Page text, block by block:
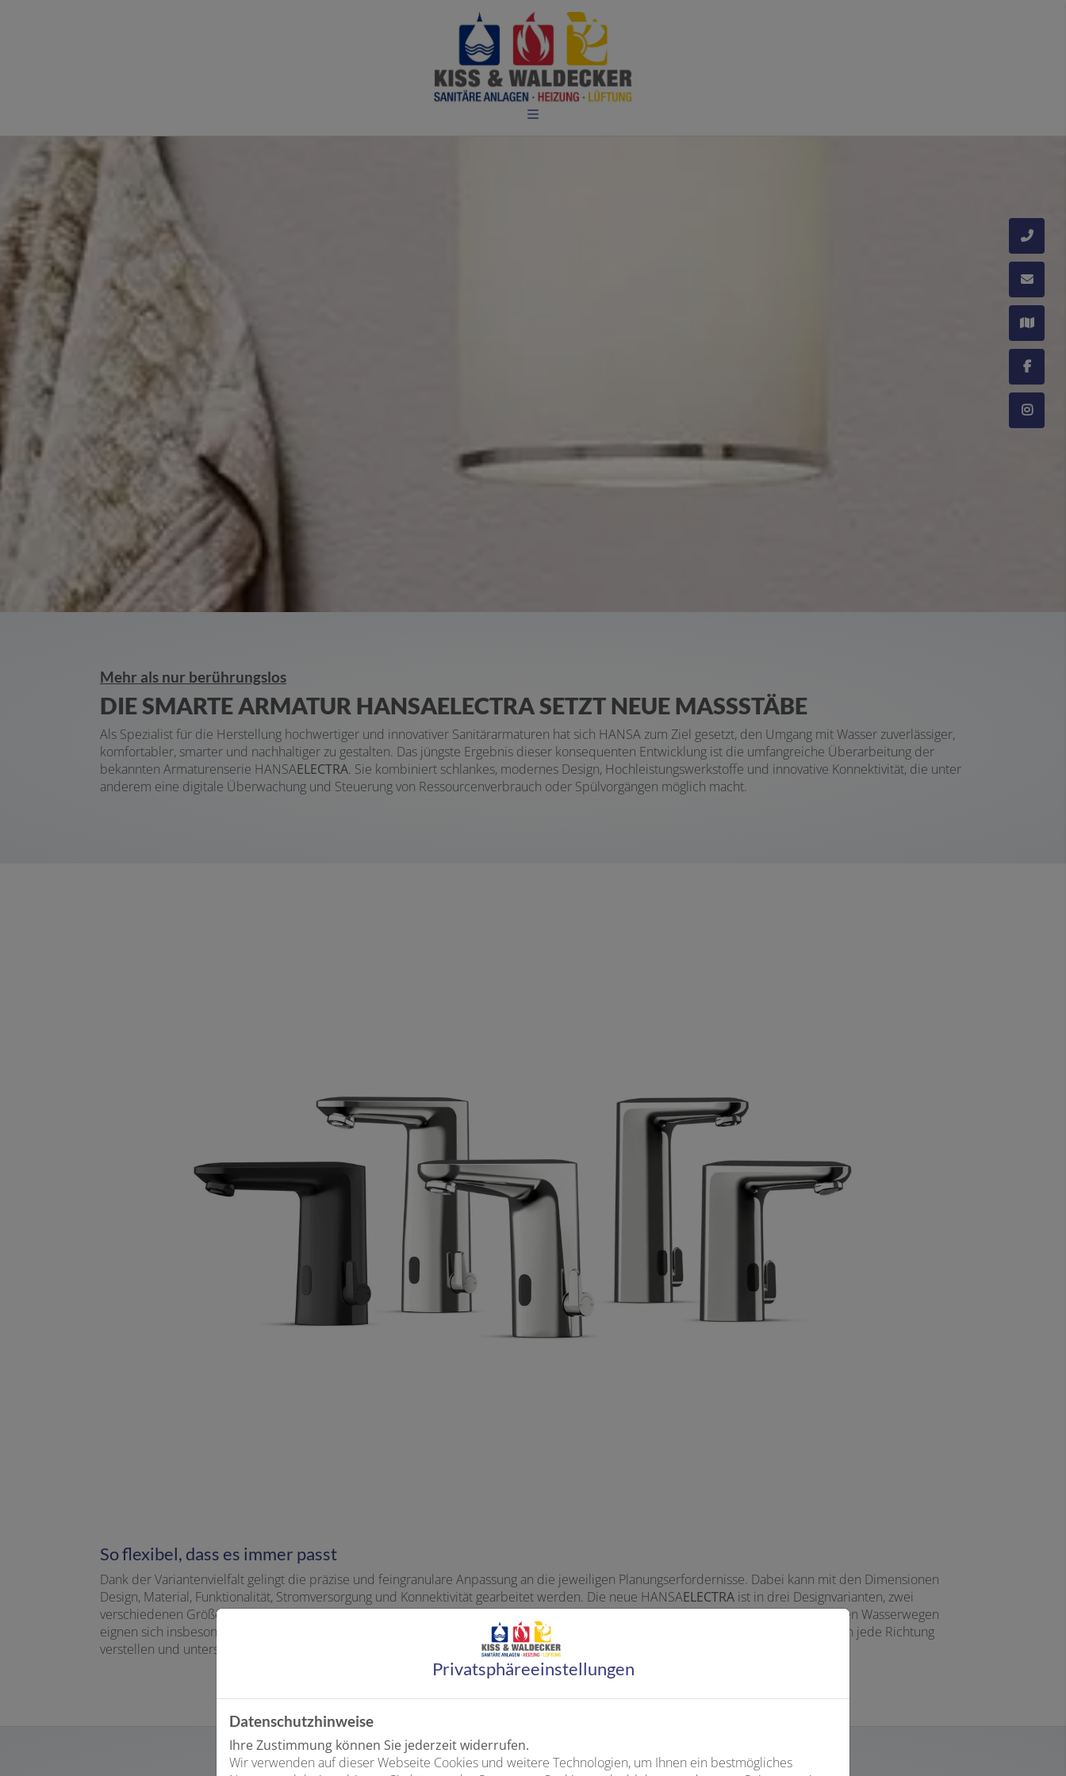
Mehr als nur berührungslos
DIE SMARTE ARMATUR HANSAELECTRA SETZT NEUE MASSSTÄBE
Als Spezialist für die Herstellung hochwertiger und innovativer Sanitärarmaturen hat sich HANSA zum Ziel gesetzt, den Umgang mit Wasser zuverlässiger,
komfortabler, smarter und nachhaltiger zu gestalten. Das jüngste Ergebnis dieser konsequenten Entwicklung ist die umfangreiche Überarbeitung der
bekannten Armaturenserie HANSAELECTRA. Sie kombiniert schlankes, modernes Design, Hochleistungswerkstoffe und innovative Konnektivität, die unter
anderem eine digitale Überwachung und Steuerung von Ressourcenverbrauch oder Spülvorgängen möglich macht.
So flexibel, dass es immer passt
Dank der Variantenvielfalt gelingt die präzise und feingranulare Anpassung an die jeweiligen Planungserfordernisse. Dabei kann mit den Dimensionen
Design, Material, Funktionalität, Stromversorgung und Konnektivität gearbeitet werden. Die neue HANSAELECTRA ist in drei Designvarianten, zwei
verschiedenen Größen und den zwei Oberflächen Chrom und Mattschwarz verfügbar. Varianten aus Verbundwerkstoff mit metallfreien Wasserwegen
eignen sich insbesondere für sensible Einsatz-Umgebungen. Ein serienmäßig beweglicher Strahlregler lässt sich um jeweils 10 Grad in jede Richtung
verstellen und unterstützt so die Anpassung auf die jeweilige Form des Waschbeckens.
Privatsphäre­einstellungen
Datenschutzhinweise
Ihre Zustimmung können Sie jederzeit widerrufen.
Wir verwenden auf dieser Webseite Cookies und weitere Technologien, um Ihnen ein bestmögliches